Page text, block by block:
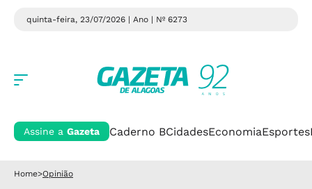
quinta-feira, 23/07/2026 | Ano | Nº 6273
Assine a Gazeta Caderno BCidadesEconomiaEsportes
Home>Opinião